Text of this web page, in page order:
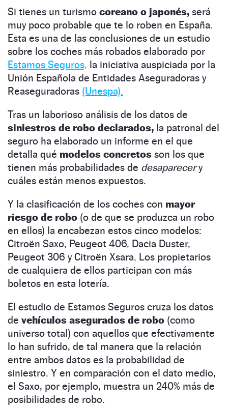
Si tienes un turismo coreano o japonés, será
muy poco probable que te lo roben en España.
Esta es una de las conclusiones de un estudio
sobre los coches más robados elaborado por
Estamos Seguros, la iniciativa auspiciada por la
Unión Española de Entidades Aseguradoras y
Reaseguradoras (Unespa).
Tras un laborioso análisis de los datos de
siniestros de robo declarados, la patronal del
seguro ha elaborado un informe en el que
detalla qué modelos concretos son los que
tienen más probabilidades de desaparecery
cuáles están menos expuestos.
Y la clasificación de los coches con mayor
riesgo de robo (o de que se produzca un robo
en ellos) la encabezan estos cinco modelos:
Citroën Saxo, Peugeot 406, Dacia Duster,
Peugeot 306 y Citroën Xsara. Los propietarios
de cualquiera de ellos participan con más
boletos en esta lotería.
El estudio de Estamos Seguros cruza los datos
de vehículos asegurados de robo (como
universo total) con aquellos que efectivamente
lo han sufrido, de tal manera que la relación
entre ambos datos es la probabilidad de
siniestro. Y en comparación con el dato medio,
el Saxo, por ejemplo, muestra un 240% más de
posibilidades de robo.